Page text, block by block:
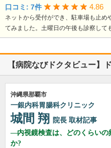
口コミ: 7件 4.86
ネットから受付ができ、駐車場も止め
てみました。土曜日の午後も診察して
【病院なびドクタビュー】
沖縄県那覇市
一銀内科胃腸科クリニック
城間 翔 院長 取材記事
内視鏡検査は、どのくらいの
か?